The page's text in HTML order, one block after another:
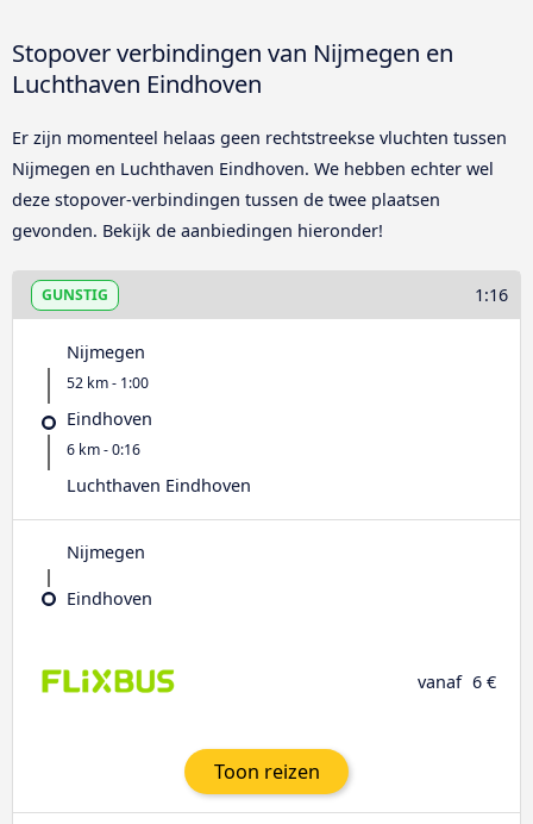
Stopover verbindingen van Nijmegen en
Luchthaven Eindhoven
Er zijn momenteel helaas geen rechtstreekse vluchten tussen
Nijmegen en Luchthaven Eindhoven. We hebben echter wel
deze stopover-verbindingen tussen de twee plaatsen
gevonden. Bekijk de aanbiedingen hieronder!
GUNSTIG 1:16
Nijmegen
52 km - 1:00
Eindhoven
6 km - 0:16
Luchthaven Eindhoven
Nijmegen
Eindhoven
vanaf 6 €
Toon reizen